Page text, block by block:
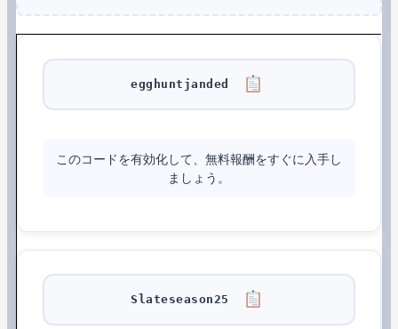
egghuntjanded
このコードを有効化して、無料報酬をすぐに入手し
ましょう。
Slateseason25